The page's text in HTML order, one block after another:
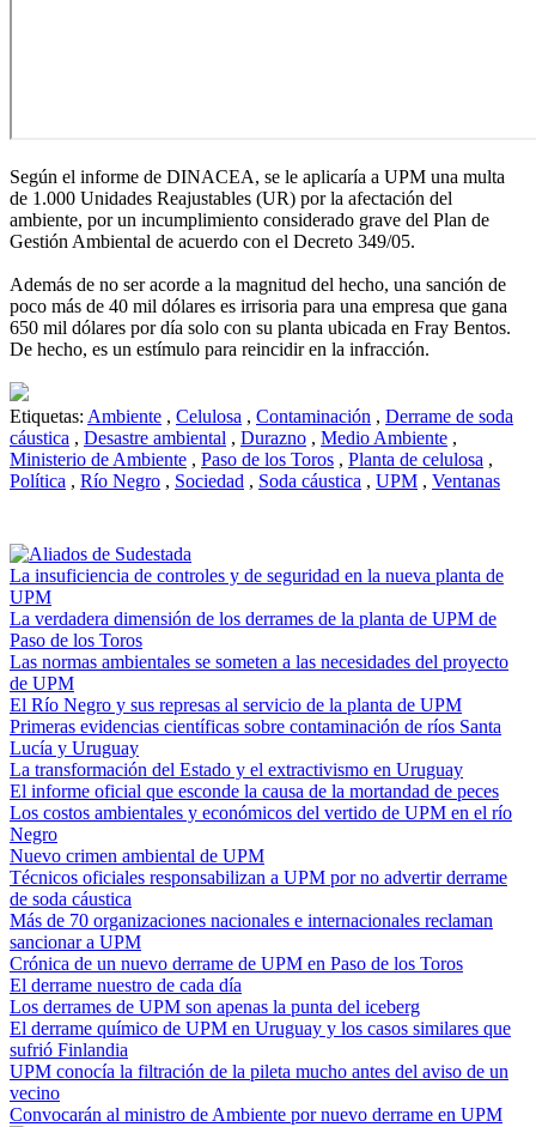
Según el informe de DINACEA, se le aplicaría a UPM una multa
de 1.000 Unidades Reajustables (UR) por la afectación del
ambiente, por un incumplimiento considerado grave del Plan de
Gestión Ambiental de acuerdo con el Decreto 349/05.
Además de no ser acorde a la magnitud del hecho, una sanción de
poco más de 40 mil dólares es irrisoria para una empresa que gana
650 mil dólares por día solo con su planta ubicada en Fray Bentos.
De hecho, es un estímulo para reincidir en la infracción.
Etiquetas: Ambiente , Celulosa , Contaminación , Derrame de soda
cáustica , Desastre ambiental , Durazno , Medio Ambiente ,
Ministerio de Ambiente , Paso de los Toros , Planta de celulosa ,
Política , Río Negro , Sociedad , Soda cáustica , UPM , Ventanas
La insuficiencia de controles y de seguridad en la nueva planta de
UPM
La verdadera dimensión de los derrames de la planta de UPM de
Paso de los Toros
Las normas ambientales se someten a las necesidades del proyecto
de UPM
El Río Negro y sus represas al servicio de la planta de UPM
Primeras evidencias científicas sobre contaminación de ríos Santa
Lucía y Uruguay
La transformación del Estado y el extractivismo en Uruguay
El informe oficial que esconde la causa de la mortandad de peces
Los costos ambientales y económicos del vertido de UPM en el río
Negro
Nuevo crimen ambiental de UPM
Técnicos oficiales responsabilizan a UPM por no advertir derrame
de soda cáustica
Más de 70 organizaciones nacionales e internacionales reclaman
sancionar a UPM
Crónica de un nuevo derrame de UPM en Paso de los Toros
El derrame nuestro de cada día
Los derrames de UPM son apenas la punta del iceberg
El derrame químico de UPM en Uruguay y los casos similares que
sufrió Finlandia
UPM conocía la filtración de la pileta mucho antes del aviso de un
vecino
Convocarán al ministro de Ambiente por nuevo derrame en UPM